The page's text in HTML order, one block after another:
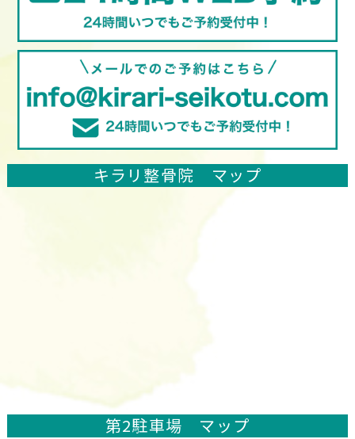
キラリ整骨院 マップ
第2駐車場 マップ